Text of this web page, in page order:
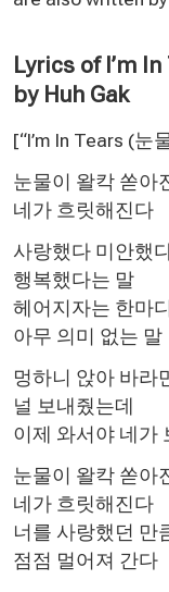
Lyrics of I’m
by Huh Gak
[“I’m In Tears (눈
눈물이 왈칵 쏟아
네가 흐릿해진다
사랑했다 미안했
행복했다는 말
헤어지자는 한마
아무 의미 없는 말
멍하니 앉아 바라
널 보내줬는데
이제 와서야 네가
눈물이 왈칵 쏟아
네가 흐릿해진다
너를 사랑했던 만
점점 멀어져 간다